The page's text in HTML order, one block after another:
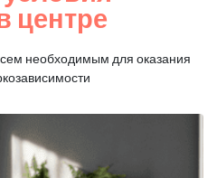
центре
необходимым для оказания